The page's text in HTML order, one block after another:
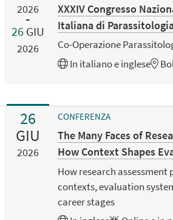
2026
26 GIU
2026
XXXIV Congresso
Italiana di
Co-Operazione
In italianoeinglese
26
GIU
2026
CONFERENZA
The Many Faces of
How Context Shapes
How research assessment
contexts, evaluation
career stages